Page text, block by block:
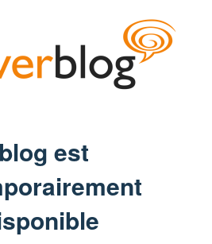
est